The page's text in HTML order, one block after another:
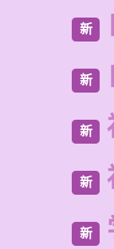
新
新
新
新
新